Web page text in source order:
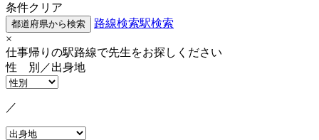
条件クリア
路線検索駅検索
×
仕事帰りの駅路線で先生をお探しください
性 別／出身地
／